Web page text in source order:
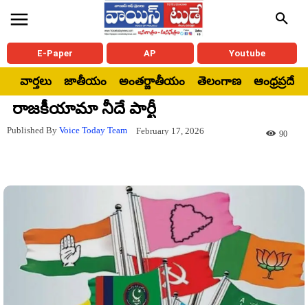
E-Paper AP Youtube
వార్తలు జాతీయం అంతర్జాతీయం తెలంగాణ ఆంధ్రప్రదేశ్
రాజకీయామా నీదే పార్టీ
Published By Voice Today Team February 17, 2026 90